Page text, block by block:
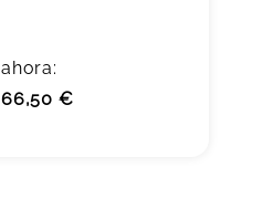
ahora:
66,50 €